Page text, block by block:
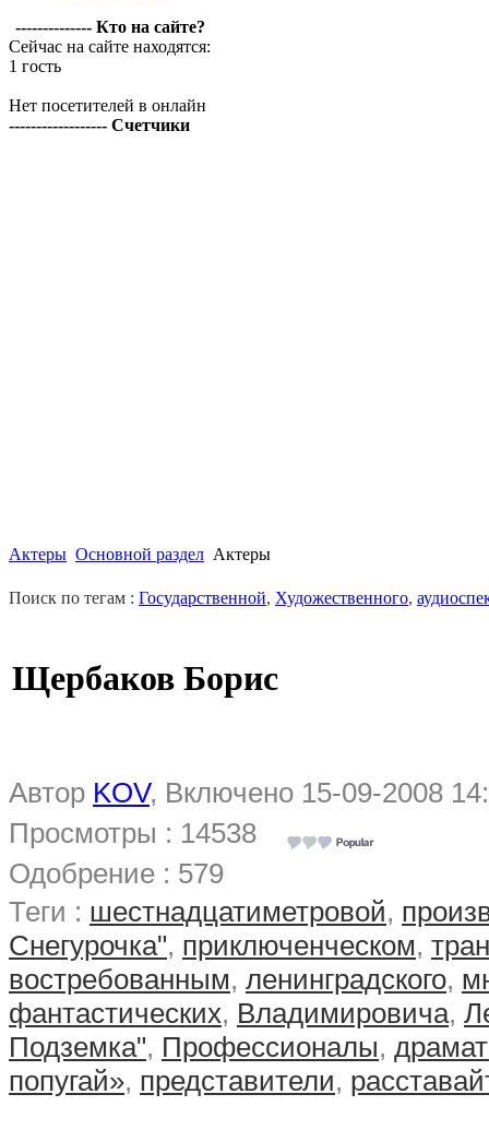
-------------- Кто на сайте?
Сейчас на сайте находятся:
1 гость
Нет посетителей в онлайн
------------------ Счетчики
Актеры Основной раздел Актеры
Поиск по тегам : Государственной, Художественного,
Щербаков Борис
Автор KOV, Включено 15-09-2008
Просмотры : 14538
Одобрение : 579
Теги : шестнадцатиметровой,
Снегурочка", приключенческом,
востребованным, ленинградского,
фантастических, Владимировича,
Подземка", Профессионалы,
попугай», представители,